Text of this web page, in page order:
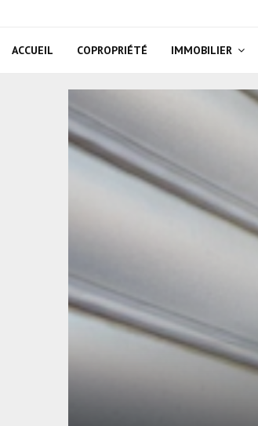
ACCUEIL COPROPRIÉTÉ IMMOBILIER